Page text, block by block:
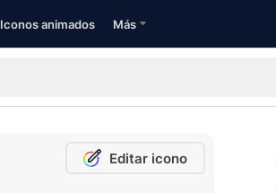
Iconos animados Más
Editar icono